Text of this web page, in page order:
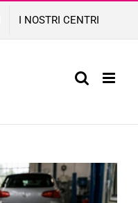
I NOSTRI CENTRI